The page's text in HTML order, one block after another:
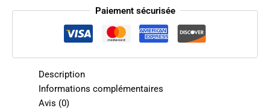
Paiement sécurisée
Description
Informations complémentaires
Avis (0)